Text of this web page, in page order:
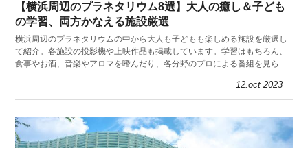
【横浜周辺のプラネタリウム8選】大人の癒し＆子ども
の学習、両方かなえる施設厳選
横浜周辺のプラネタリウムの中から大人も子どもも楽しめる施設を厳選し
て紹介。各施設の投影機や上映作品も掲載しています。学習はもちろん、
食事やお酒、音楽やアロマを嗜んだり、各分野のプロによる番組を見られ
12.oct 2023